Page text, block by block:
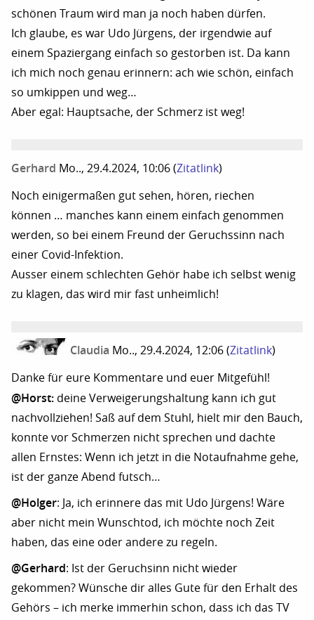
schönen Traum wird man ja noch haben dürfen.
Ich glaube, es war Udo Jürgens, der irgendwie auf
einem Spaziergang einfach so gestorben ist. Da kann
ich mich noch genau erinnern: ach wie schön, einfach
so umkippen und weg…
Aber egal: Hauptsache, der Schmerz ist weg!
Gerhard Mo.., 29.4.2024, 10:06 (Zitatlink)
Noch einigermaßen gut sehen, hören, riechen
können … manches kann einem einfach genommen
werden, so bei einem Freund der Geruchssinn nach
einer Covid-Infektion.
Ausser einem schlechten Gehör habe ich selbst wenig
zu klagen, das wird mir fast unheimlich!
Claudia Mo.., 29.4.2024, 12:06 (Zitatlink)
Danke für eure Kommentare und euer Mitgefühl!
@Horst: deine Verweigerungshaltung kann ich gut
nachvollziehen! Saß auf dem Stuhl, hielt mir den Bauch,
konnte vor Schmerzen nicht sprechen und dachte
allen Ernstes: Wenn ich jetzt in die Notaufnahme gehe,
ist der ganze Abend futsch…
@Holger: Ja, ich erinnere das mit Udo Jürgens! Wäre
aber nicht mein Wunschtod, ich möchte noch Zeit
haben, das eine oder andere zu regeln.
@Gerhard: Ist der Geruchsinn nicht wieder
gekommen? Wünsche dir alles Gute für den Erhalt des
Gehörs – ich merke immerhin schon, dass ich das TV